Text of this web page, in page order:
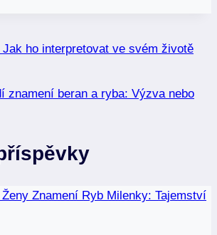
ho interpretovat ve svém životě
znamení beran a ryba: Výzva nebo